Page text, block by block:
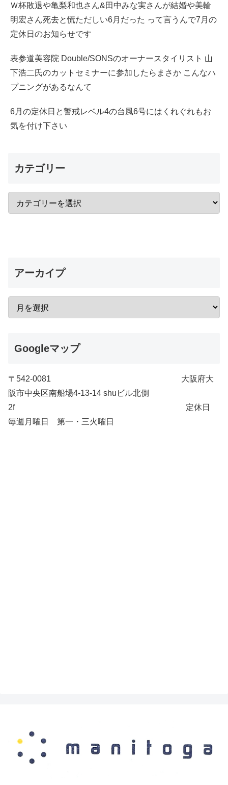
Ｗ杯敗退や亀梨和也さん&田中みな実さんが結婚や美輪
明宏さん死去と慌ただしい6月だった って言うんで7月の
定休日のお知らせです
表参道美容院 Double/SONSのオーナースタイリスト 山
下浩二氏のカットセミナーに参加したらまさか こんなハ
プニングがあるなんて
6月の定休日と警戒レベル4の台風6号にはくれぐれもお
気を付け下さい
カテゴリー
アーカイプ
Googleマップ
〒542-0081 大阪府大
阪市中央区南船場4-13-14 shuビル北側
2f 定休日
毎週月曜日 第一・三火曜日